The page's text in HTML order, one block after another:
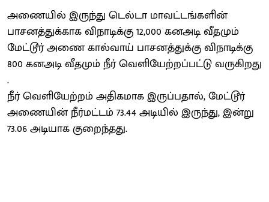
அணையில் இருந்து டெல்டா மாவட்டங்களின்
பாசனத்துக்காக விநாடிக்கு 12,000 கனஅடி வீதமும்
மேட்டூர் அணை கால்வாய் பாசனத்துக்கு விநாடிக்கு
800 கனஅடி வீதமும் நீர் வெளியேற்றப்பட்டு வருகிறது
.
நீர் வெளியேற்றம் அதிகமாக இருப்பதால், மேட்டூர்
அணையின் நீர்மட்டம் 73.44 அடியில் இருந்து, இன்று
73.06 அடியாக குறைந்தது.